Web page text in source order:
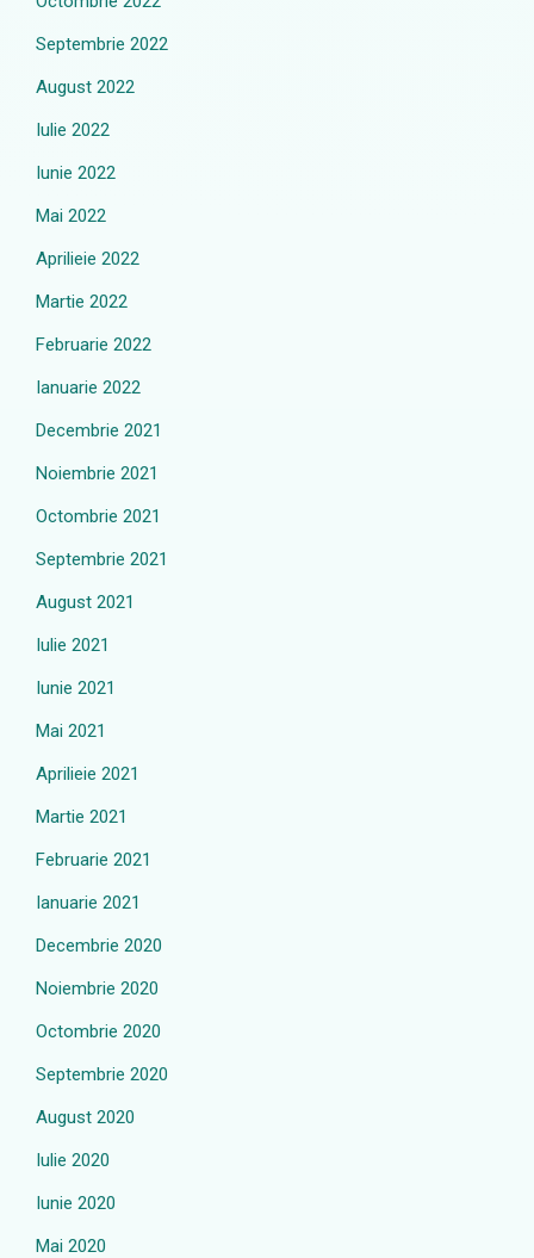
Septembrie 2022
August 2022
Iulie 2022
Iunie 2022
Mai 2022
Aprilieie 2022
Martie 2022
Februarie 2022
Ianuarie 2022
Decembrie 2021
Noiembrie 2021
Octombrie 2021
Septembrie 2021
August 2021
Iulie 2021
Iunie 2021
Mai 2021
Aprilieie 2021
Martie 2021
Februarie 2021
Ianuarie 2021
Decembrie 2020
Noiembrie 2020
Octombrie 2020
Septembrie 2020
August 2020
Iulie 2020
Iunie 2020
Mai 2020